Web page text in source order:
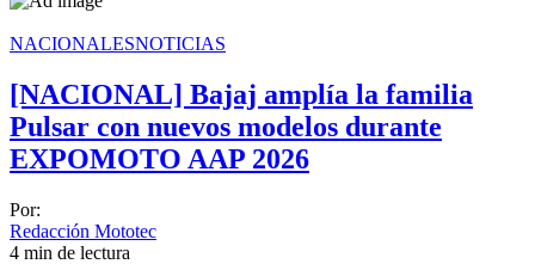
CROSS COUNTRY
MOTOS ACUÁTICAS
NOTICIAS
INTERNACIONALES
MOBIL
NACIONALESNOTICIAS
[NACIONAL] Bajaj amplía la familia
Pulsar con nuevos modelos durante
EXPOMOTO AAP 2026
Por:
Redacción Mototec
4 min de lectura